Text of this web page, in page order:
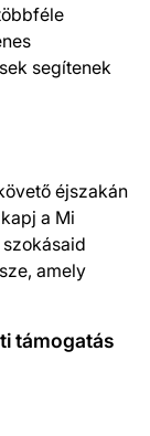
segítenek
éjszakán
a Mi
amely
támogatás